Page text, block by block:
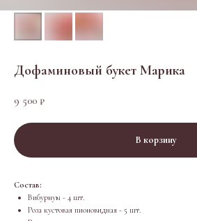
Дофаминовый букет Марика
9 500 ₽
В корзину
Состав:
Вибурнум - 4 шт.
Роза кустовая пионовидная - 5 шт.